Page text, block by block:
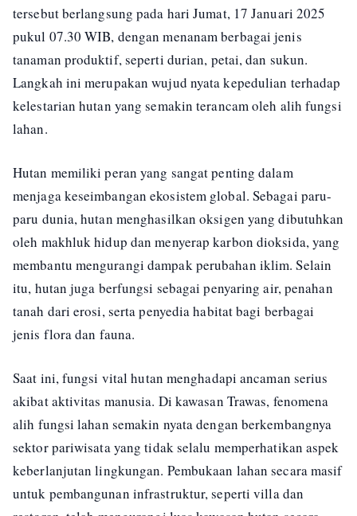
tersebut berlangsung pada hari Jumat, 17 Januari 2025
pukul 07.30 WIB, dengan menanam berbagai jenis
tanaman produktif, seperti durian, petai, dan sukun.
Langkah ini merupakan wujud nyata kepedulian terhadap
kelestarian hutan yang semakin terancam oleh alih fungsi
lahan.
Hutan memiliki peran yang sangat penting dalam
menjaga keseimbangan ekosistem global. Sebagai paru-
paru dunia, hutan menghasilkan oksigen yang dibutuhkan
oleh makhluk hidup dan menyerap karbon dioksida, yang
membantu mengurangi dampak perubahan iklim. Selain
itu, hutan juga berfungsi sebagai penyaring air, penahan
tanah dari erosi, serta penyedia habitat bagi berbagai
jenis flora dan fauna.
Saat ini, fungsi vital hutan menghadapi ancaman serius
akibat aktivitas manusia. Di kawasan Trawas, fenomena
alih fungsi lahan semakin nyata dengan berkembangnya
sektor pariwisata yang tidak selalu memperhatikan aspek
keberlanjutan lingkungan. Pembukaan lahan secara masif
untuk pembangunan infrastruktur, seperti villa dan